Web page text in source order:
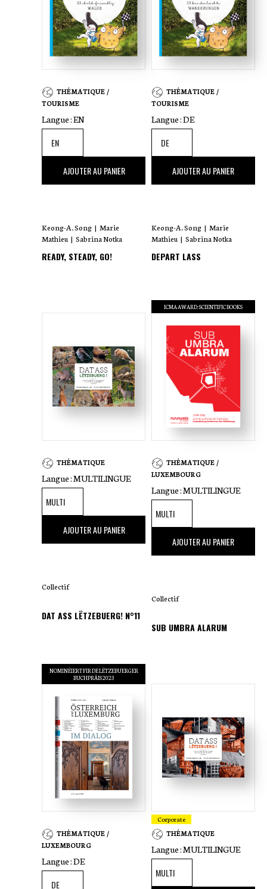
THÉMATIQUE /
TOURISME
Langue :EN
,00 €
AJOUTER AU PANIER
Keong-A. Song | Marie
Mathieu | Sabrina Notka
READY, STEADY, GO!
THÉMATIQUE /
TOURISME
Langue :DE
,00 €
AJOUTER AU PANIER
Keong-A. Song | Marie
Mathieu | Sabrina Notka
DEPART LASS
THÉMATIQUE
Langue :MULTILINGUE
,00 €
AJOUTER AU PANIER
Collectif
DAT ASS LËTZEBUERG! N°11
ICMA AWARD: SCIENTIFIC BOOKS
THÉMATIQUE /
LUXEMBOURG
Langue :MULTILINGUE
,00 €
AJOUTER AU PANIER
Collectif
SUB UMBRA ALARUM
NOMINÉIERT FIR DE LËTZEBUERGER
BUCHPRÄIS 2023
THÉMATIQUE /
LUXEMBOURG
Langue :DE
Corporate
THÉMATIQUE
Langue :MULTILINGUE